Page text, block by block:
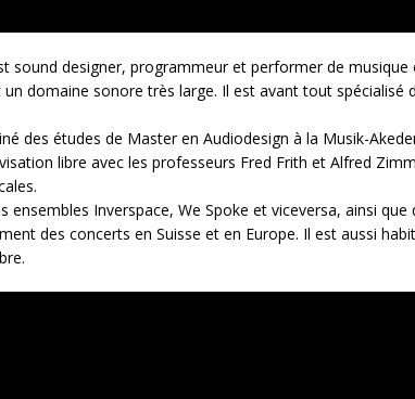
sound designer, programmeur et performer de
domaine sonore très large. Il est avant tout spécialisé
des études de Master en Audiodesign à la Musik-
libre avec les professeurs Fred Frith et Alfred
ensembles Inverspace, We Spoke et viceversa, ainsi
des concerts en Suisse et en Europe. Il est aussi